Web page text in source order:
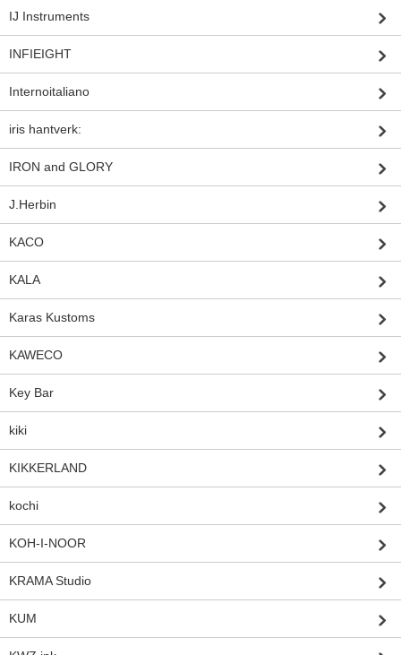
IJ Instruments
INFIEIGHT
Internoitaliano
iris hantverk:
IRON and GLORY
J.Herbin
KACO
KALA
Karas Kustoms
KAWECO
Key Bar
kiki
KIKKERLAND
kochi
KOH-I-NOOR
KRAMA Studio
KUM